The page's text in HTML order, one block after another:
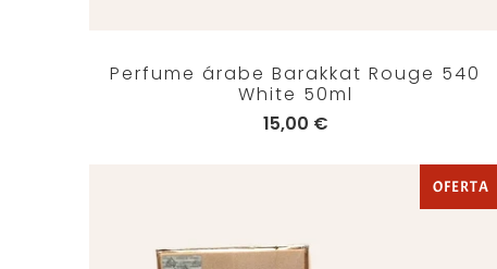
Perfume árabe Barakkat Rouge 540
White 50ml
15,00 €
OFERTA